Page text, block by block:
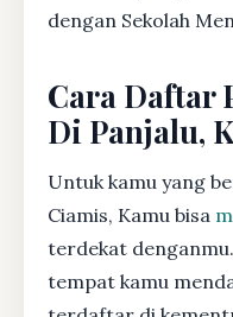
dengan Sekolah
Cara Daftar
Di Panjalu,
Untuk kamu yang
Ciamis, Kamu bisa
terdekat
tempat kamu